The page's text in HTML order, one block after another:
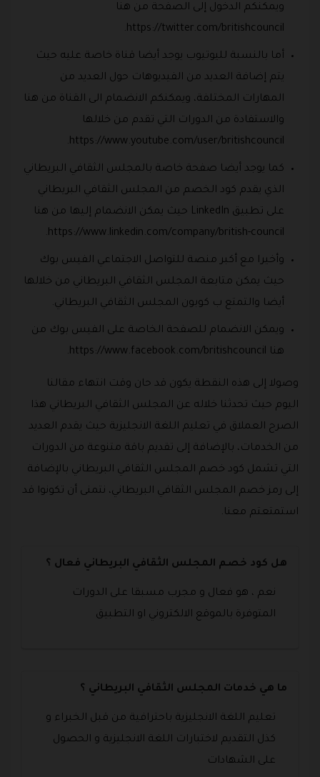
ويمكنكم الدخول إلى الصفحة من هنا
https://twitter.com/britishcouncil.
أما بالنسبة لليوتيوب يوجد أيضا قناة خاصة عليه حيث
يتم إضافة العديد من الفيديوهات حول العديد من
المهارات المختلفة، ويمكنكم الانضمام الى القناة من هنا
والاستفادة من الدورات التي تقدم من خلالها
https://www.youtube.com/user/britishcouncil.
كما يوجد أيضا صفحة خاصة بالمجلس الثقافي البريطاني
الذي يقدم كود الخصم من المجلس الثقافي البريطاني
على تطبيق LinkedIn حيث يمكن الانضمام إليها من هنا
https://www.linkedin.com/company/british-council.
وأخيرا مع أكبر منصة للتواصل الاجتماعي الفيس بوك
حيث يمكن متابعة المجلس الثقافي البريطاني من خلالها
أيضا والتمتع ب كوبون المجلس الثقافي البريطاني.
ويمكن الانضمام للصفحة الخاصة على الفيس بوك من
هنا https://www.facebook.com/britishcouncil.
وصولا إلى هذه النقطة يكون قد حان وقت انتهاء مقالنا
اليوم حيث تحدثنا خلاله عن المجلس الثقافي البريطاني هذا
الصرح العملاق في تعليم اللغة الانجليزية حيث يقدم العديد
من الخدمات، بالإضافة إلى تقديم باقة متنوعة من الدورات
التي تشمل كود خصم المجلس الثقافي البريطاني بالإضافة
إلى رمز خصم المجلس الثقافي البريطاني، نتمنى أن تكونوا قد
استمتعتم معنا.
هل كود خصم المجلس الثقافي البريطاني فعال ؟
نعم ، هو فعال و مجرب مسبقا على الدورات
المتوفرة بالموقع الالكتروني او التطبيق
ما هي خدمات المجلس الثقافي البريطاني ؟
تعليم اللغة الانجليزية باحترافية من قبل الخبراء و
كذل التقديم لاختبارات اللغة الانجليزية و الحصول
على الشهادات